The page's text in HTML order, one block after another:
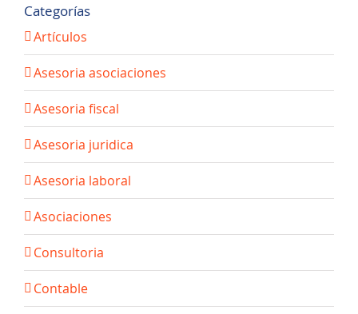
Categorías
Artículos
Asesoria asociaciones
Asesoria fiscal
Asesoria juridica
Asesoria laboral
Asociaciones
Consultoria
Contable